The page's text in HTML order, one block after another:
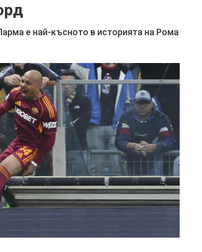
е най-късното в историята на Рома